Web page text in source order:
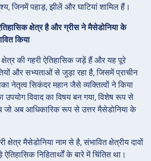
जिनमें पहाड़, झीलें और घाटियां शामिल हैं।
क्षेत्र है और ग्रीस ने मैसेडोनिया के
किया
की गहरी ऐतिहासिक जड़ें हैं और यह पूरे
और सभ्यताओं से जुड़ा रहा है, जिसमें प्राचीन
नेतृत्व सिकंदर महान जैसे व्यक्तित्वों ने किया
उपयोग विवाद का विषय बन गया, विशेष रूप से
अब आधिकारिक रूप से उत्तर मैसेडोनिया के
क्षेत्र मैसेडोनिया नाम से है, संभावित क्षेत्रीय दावों
निहितार्थों के बारे में चिंतित था।